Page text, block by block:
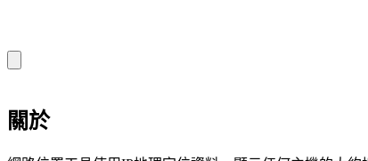
關於